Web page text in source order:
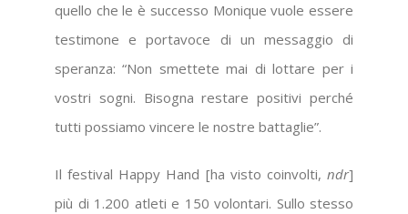
quello che le è successo Monique vuole essere
testimone e portavoce di un messaggio di
speranza: “Non smettete mai di lottare per i
vostri sogni. Bisogna restare positivi perché
tutti possiamo vincere le nostre battaglie”.
Il festival Happy Hand [ha visto coinvolti, ndr]
più di 1.200 atleti e 150 volontari. Sullo stesso